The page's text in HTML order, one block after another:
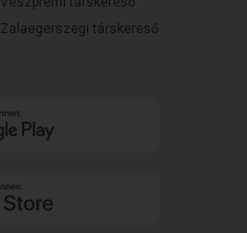
Zalaegerszegi társkereső